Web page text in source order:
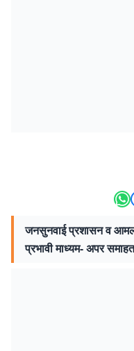
जनसुनवाई प्रशासन व
प्रभावी माध्यम- अपर